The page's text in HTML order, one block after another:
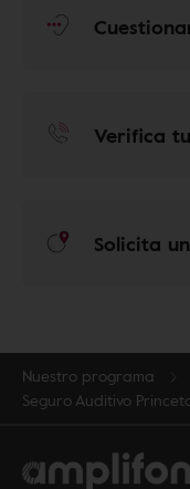
Verifica
Solicita
Nuestro programa
Seguro Auditivo